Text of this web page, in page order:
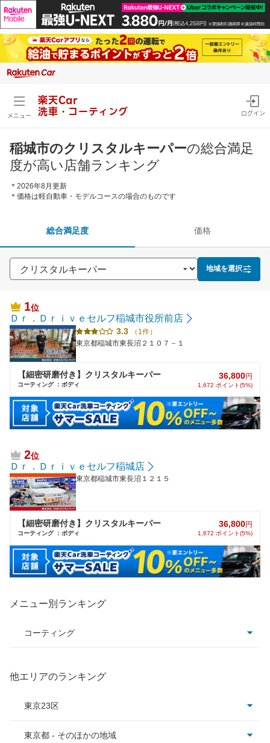
メニュー
楽天Car
洗車・コーティング
ログイン
稲城市のクリスタルキーパーの総合満足
度が高い店舗ランキング
＊2026年8月更新
＊価格は軽自動車・モデルコースの場合のものです
総合満足度 価格
地域を選択
1位
Ｄｒ．Ｄｒｉｖｅセルフ稲城市役所前店
3.3
（1件）
東京都稲城市東長沼２１０７－１
【細密研磨付き】クリスタルキーパー
コーティング ：ボディ
36,800円
1,672 ポイント(5%)
2位
Ｄｒ．Ｄｒｉｖｅセルフ稲城店
東京都稲城市東長沼１２１５
【細密研磨付き】クリスタルキーパー
コーティング ：ボディ
36,800円
1,672 ポイント(5%)
メニュー別ランキング
コーティング
他エリアのランキング
東京23区
足立区
東京都 - そのほかの地域